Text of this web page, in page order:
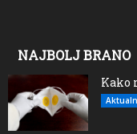
NAJBOLJ BRANO
Kako